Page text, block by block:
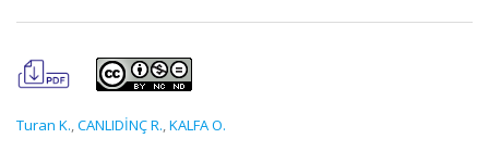
Turan K.,CANLIDİNÇ R.,KALFA O.